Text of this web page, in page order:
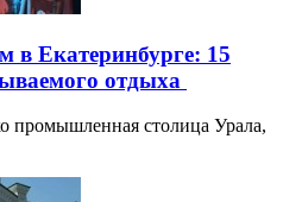
в Екатеринбурге: 15
отдыха
промышленная столица Урала,